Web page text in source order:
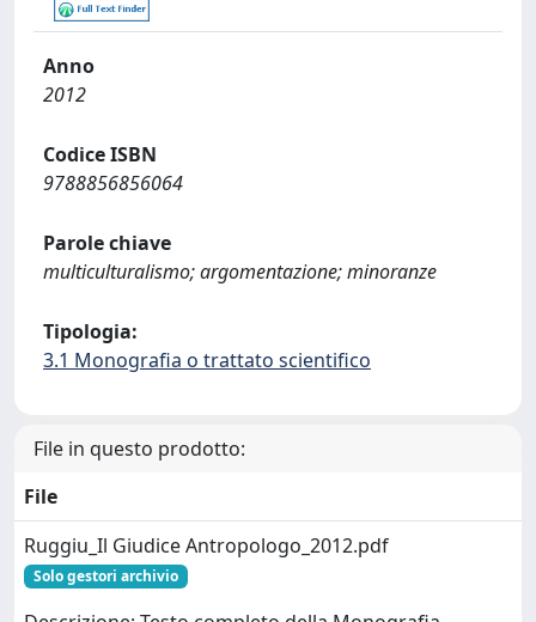
Anno
2012
Codice ISBN
9788856856064
Parole chiave
multiculturalismo; argomentazione; minoranze
Tipologia:
3.1 Monografia o trattato scientifico
File in questo prodotto:
File
Ruggiu_Il Giudice Antropologo_2012.pdf
Solo gestori archivio